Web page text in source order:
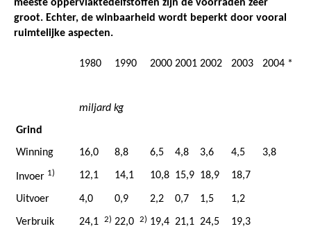
meeste oppervlaktedelfstoffen zijn de voorraden zeer
groot. Echter, de winbaarheid wordt beperkt door vooral
ruimtelijke aspecten.
1980 1990 2000 2001 2002 2003 2004 *
miljard kg
Grind
Winning
16,0 8,8 6,5 4,8 3,6 4,5 3,8
Invoer 1) 12,1 14,1 10,8 15,9 18,9 18,7
Uitvoer 4,0 0,9 2,2 0,7 1,5 1,2
Verbruik 24,1 2) 22,0 2) 19,4 21,1 24,5 19,3